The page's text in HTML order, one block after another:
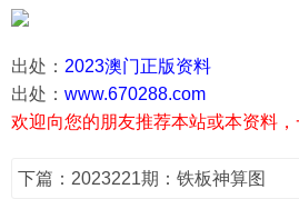
出处： 2023澳门正版资料
出处： www.670288.com
欢迎向您的朋友推荐本站或本资料，
下篇：2023221期：铁板神算图